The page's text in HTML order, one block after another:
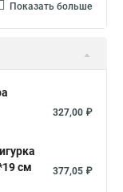
Показать больше
327,00 ₽
см
377,05 ₽